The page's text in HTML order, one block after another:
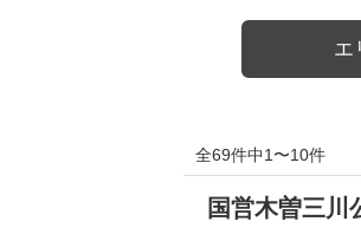
エ
全69件中1〜10件
国営木曽三川